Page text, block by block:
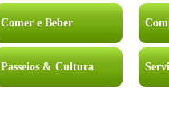
Comer e Beber
Passeios & Cultura